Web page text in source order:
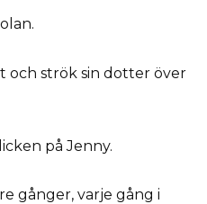
och strök sin dotter över
på Jenny.
gånger, varje gång i